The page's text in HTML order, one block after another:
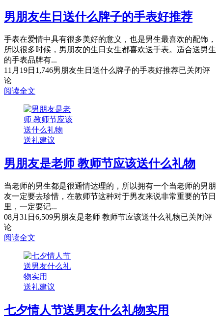
男朋友生日送什么牌子的手表好推荐
手表在爱情中具有很多美好的意义，也是男生最喜欢的配饰，
所以很多时候，男朋友的生日女生都喜欢送手表。适合送男生
的手表品牌有...
11月19日 1,746男朋友生日送什么牌子的手表好推荐已关闭评
论
阅读全文
送礼建议
男朋友是老师 教师节应该送什么礼物
当老师的男生都是很通情达理的，所以拥有一个当老师的男朋
友一定要去珍惜，在教师节这种对于男友来说非常重要的节日
里，一定要记...
08月31日 6,509男朋友是老师 教师节应该送什么礼物已关闭评
论
阅读全文
送礼建议
七夕情人节送男友什么礼物实用